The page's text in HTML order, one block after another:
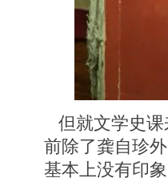
但就文学史课
前除了龚自珍
基本上没有印